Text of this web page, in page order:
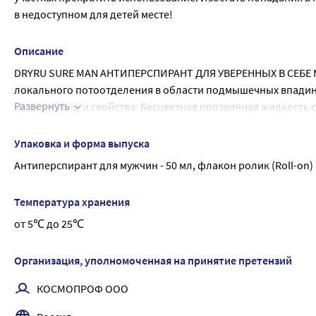
в недоступном для детей месте!
Описание
DRYRU SURE MAN АНТИПЕРСПИРАНТ ДЛЯ УВЕРЕННЫХ В
локального потоотделения в области подмышечных
Внешний вид и свойства: Бесцветная прозрачная
Активные ингредиенты состава проникают в
Сохраняясь в протоках до нескольких дней, «пробки-
товаров (шампуни, дезодорирующие гели для душа,
Единый парфюм - разные продукты
Подходит для людей с нормальным и повышенным
Дает чувство уверенности и комфорта надолго.
Специальные особенности: Дерматологически
Развернуть
Упаковка и форма выпуска
Антиперспирант для мужчин - 50 мл, флакон ролик (Roll-on)
Температура хранения
от 5℃ до 25℃
Организация, уполномоченная на принятие претензий
КОСМОПРОФ ООО